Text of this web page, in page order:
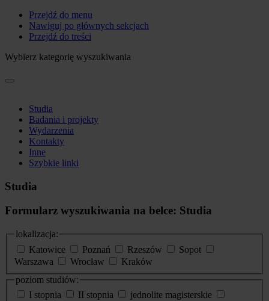
Przejdź do menu
Nawiguj po głównych sekcjach
Przejdź do treści
Wybierz kategorię wyszukiwania
Studia
Badania i projekty
Wydarzenia
Kontakty
Inne
Szybkie linki
Studia
Formularz wyszukiwania na belce: Studia
lokalizacja:
Katowice
Poznań Rzeszów
Sopot
Warszawa
Wrocław
Kraków
poziom studiów:
I stopnia
II stopnia
jednolite magisterskie